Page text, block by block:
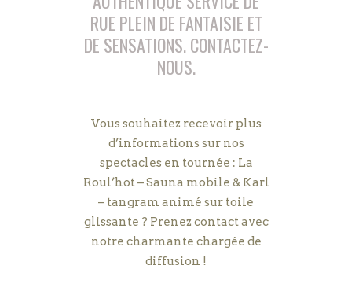
RUE PLEIN DE FANTAISIE ET
DE SENSATIONS. CONTACTEZ-
NOUS.
Vous souhaitez recevoir plus
d’informations sur nos
spectacles en tournée : La
Roul’hot – Sauna mobile & Karl
– tangram animé sur toile
glissante ? Prenez contact avec
notre charmante chargée de
diffusion !